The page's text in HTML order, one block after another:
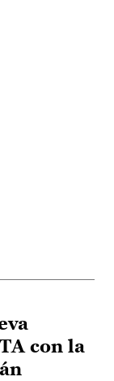
con la